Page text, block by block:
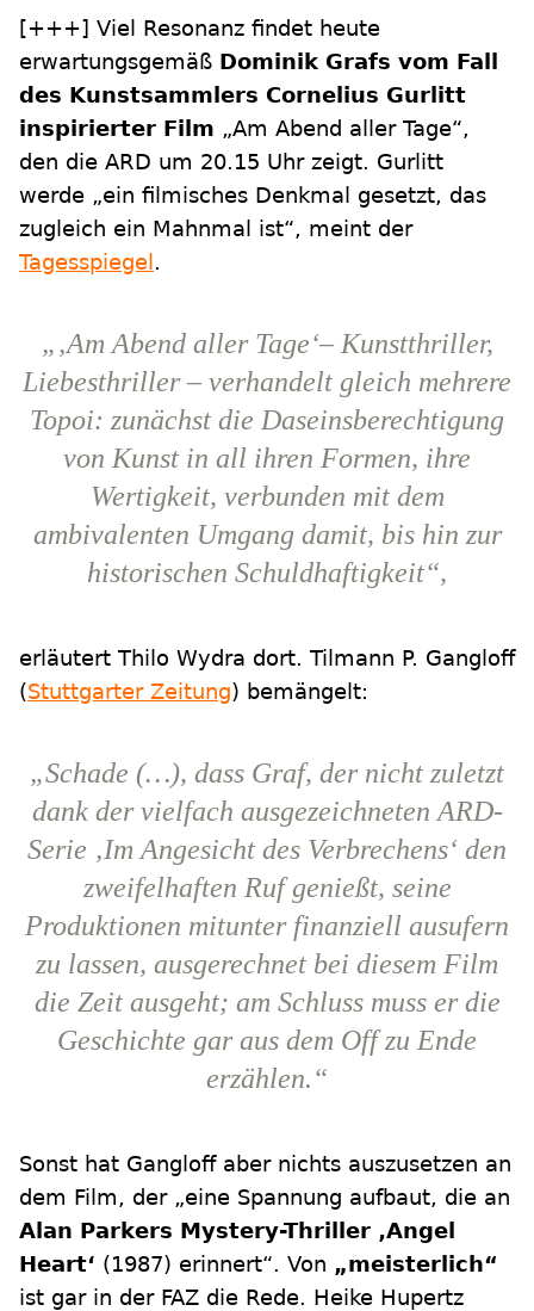
[+++] Viel Resonanz findet heute
erwartungsgemäß Dominik Grafs vom Fall
des Kunstsammlers Cornelius Gurlitt
inspirierter Film „Am Abend aller Tage“,
den die ARD um 20.15 Uhr zeigt. Gurlitt
werde „ein filmisches Denkmal gesetzt, das
zugleich ein Mahnmal ist“, meint der
Tagesspiegel .
„‚Am Abend aller Tage‘– Kunstthriller,
Liebesthriller – verhandelt gleich mehrere
Topoi: zunächst die Daseinsberechtigung
von Kunst in all ihren Formen, ihre
Wertigkeit, verbunden mit dem
ambivalenten Umgang damit, bis hin zur
historischen Schuldhaftigkeit“,
erläutert Thilo Wydra dort. Tilmann P. Gangloff
(Stuttgarter Zeitung) bemängelt:
„Schade (…), dass Graf, der nicht zuletzt
dank der vielfach ausgezeichneten ARD-
Serie ‚Im Angesicht des Verbrechens‘ den
zweifelhaften Ruf genießt, seine
Produktionen mitunter finanziell ausufern
zu lassen, ausgerechnet bei diesem Film
die Zeit ausgeht; am Schluss muss er die
Geschichte gar aus dem Off zu Ende
erzählen.“
Sonst hat Gangloff aber nichts auszusetzen an
dem Film, der „eine Spannung aufbaut, die an
Alan Parkers Mystery-Thriller ‚Angel
Heart‘ (1987) erinnert“. Von „meisterlich“
ist gar in der FAZ die Rede. Heike Hupertz